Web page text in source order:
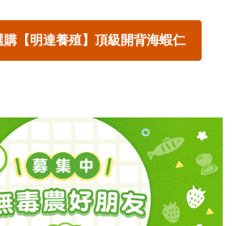
【明達養殖】頂級開背海蝦仁